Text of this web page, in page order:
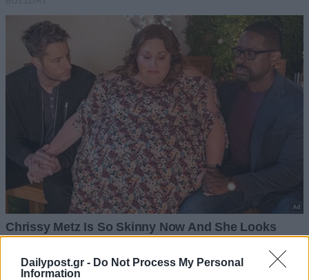
Dailypost.gr - Do Not Process My Personal
Information